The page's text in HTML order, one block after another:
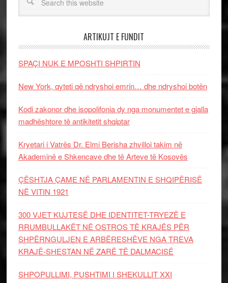
ARTIKUJT E FUNDIT
SPAÇI NUK E MPOSHTI SHPIRTIN
New York, qyteti që ndryshoi emrin… dhe ndryshoi botën
Kodi zakonor dhe isopolifonia dy nga monumentet e gjalla
madhështore të antikitetit shqiptar
Kryetari i Vatrës Dr. Elmi Berisha zhvilloi takim në
Akademinë e Shkencave dhe të Arteve të Kosovës
ÇËSHTJA ÇAME NË PARLAMENTIN E SHQIPËRISË
NË VITIN 1921
300 VJET KUJTESË DHE IDENTITET-TRYEZË E
RRUMBULLAKËT NË OSTROS TË KRAJËS PËR
SHPËRNGULJEN E ARBËRESHËVE NGA TREVA
KRAJË-SHESTAN NË ZARË TË DALMACISË
SHPOPULLIMI, PUSHTIMI I SHEKULLIT XXI